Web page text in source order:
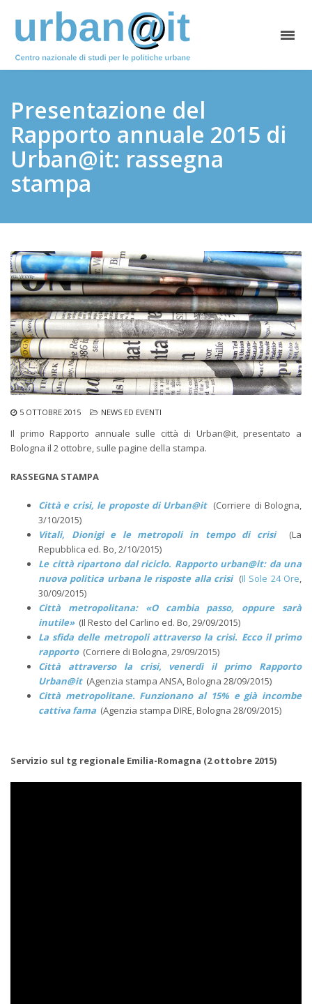
Presentazione del
Rapporto annuale 2015 di
Urban@it: rassegna
stampa
5 OTTOBRE 2015 NEWS ED EVENTI
Il primo Rapporto annuale sulle città di Urban@it, presentato a
Bologna il 2 ottobre, sulle pagine della stampa.
RASSEGNA STAMPA
Città e crisi, le proposte di Urban@it(Corriere di Bologna,
3/10/2015)
Vitali, Dionigi e le metropoli in tempo di crisi(La
Repubblica ed. Bo, 2/10/2015)
Le città ripartono dal riciclo. Rapporto urban@it: da una
nuova politica urbana le risposte alla crisi (Il Sole 24 Ore,
30/09/2015)
Città metropolitana: «O cambia passo, oppure sarà
inutile»(Il Resto del Carlino ed. Bo, 29/09/2015)
La sfida delle metropoli attraverso la crisi. Ecco il primo
rapporto(Corriere di Bologna, 29/09/2015)
Città attraverso la crisi, venerdì il primo Rapporto
Urban@it(Agenzia stampa ANSA, Bologna 28/09/2015)
Città metropolitane. Funzionano al 15% e già incombe
cattiva fama (Agenzia stampa DIRE, Bologna 28/09/2015)
Servizio sul tg regionale Emilia-Romagna (2 ottobre 2015)